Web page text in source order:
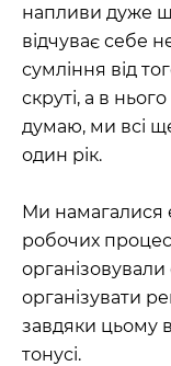
напливи дуже
відчуває себе
сумління від
скруті, а в
думаю, ми всі
один рік.
Ми намагалися
робочих
організовували
організувати
завдяки цьому
тонусі.